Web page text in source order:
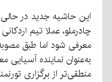
این حاشیه جدید در
چادرملو، عملا تیم
معرفی شود اما طبق
به‌عنوان نماینده
منطقی‌تر از برگزاری